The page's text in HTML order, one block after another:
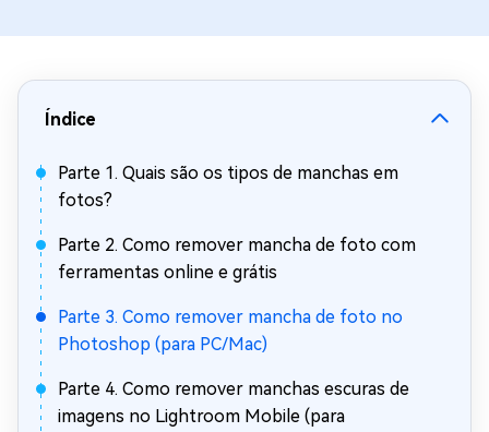
Índice
Parte 1. Quais são os tipos de manchas em
fotos?
Parte 2. Como remover mancha de foto com
ferramentas online e grátis
Parte 3. Como remover mancha de foto no
Photoshop (para PC/Mac)
Parte 4. Como remover manchas escuras de
imagens no Lightroom Mobile (para